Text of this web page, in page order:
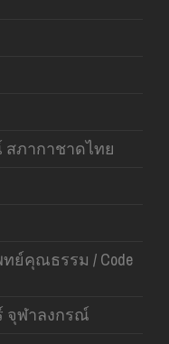
ภากาชาดไทย
ย์คุณธรรม / Code
จุฬาลงกรณ์